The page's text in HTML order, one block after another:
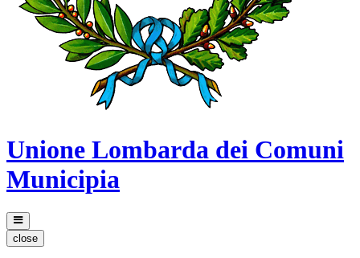
Unione Lombarda dei Comuni
Municipia
close